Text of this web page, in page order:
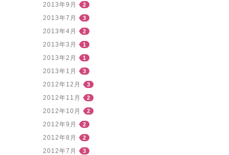
2013年9月 2
2013年7月 3
2013年4月 2
2013年3月 1
2013年2月 1
2013年1月 3
2012年12月 3
2012年11月 2
2012年10月 2
2012年9月 2
2012年8月 2
2012年7月 3